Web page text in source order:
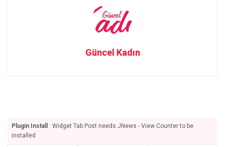
Güncel Kadın
Plugin Install
: Widget Tab Post needs JNews - View Counter to be
installed